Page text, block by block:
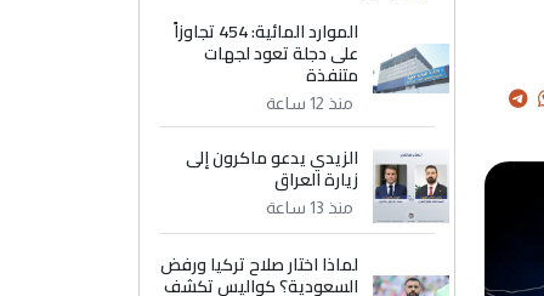
الموارد المائية: 454 تجاوزاً
على دجلة تعود لجهات
متنفذة
منذ 12 ساعة
الزيدي يدعو ماكرون إلى
زيارة العراق
منذ 13 ساعة
لماذا اختار صلاح تركيا ورفض
السعودية؟ كواليس تكشف